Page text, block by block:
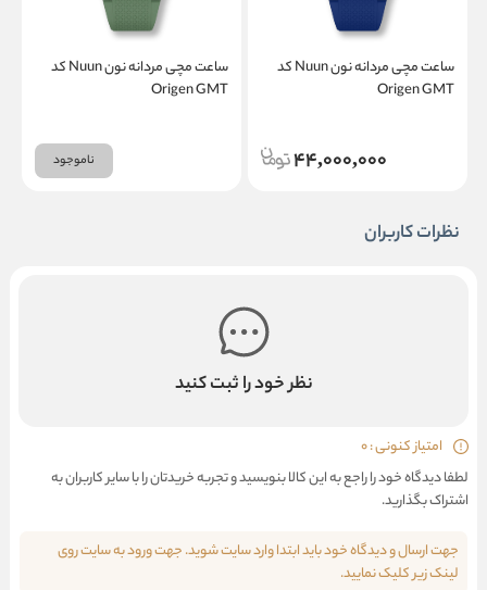
ساعت مچی مردانه نون Nuun کد
Origen GMT
44,000,000
ساعت مچی مردانه نون Nuun کد
Origen GMT
ناموجود
نظرات کاربران
نظر خود را ثبت کنید
امتیاز کنونی : 0
لطفا دیدگاه خود را راجع به این کالا بنویسید و تجربه خریدتان را با سایر کاربران به
اشتراک بگذارید.
جهت ارسال و دیدگاه خود باید ابتدا وارد سایت شوید. جهت ورود به سایت روی
لینک زیر کلیک نمایید.